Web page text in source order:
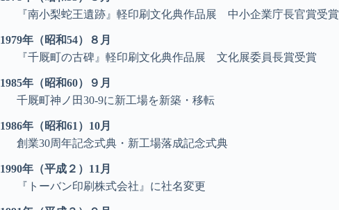
『南小梨蛇王遺跡』軽印刷文化典作品展 中小企業庁長官賞受賞
1979年（昭和54）８月
『千厩町の古碑』軽印刷文化典作品展 文化展委員長賞受賞
1985年（昭和60）９月
千厩町神ノ田30-9に新工場を新築・移転
1986年（昭和61）10月
創業30周年記念式典・新工場落成記念式典
1990年（平成２）11月
『トーバン印刷株式会社』に社名変更